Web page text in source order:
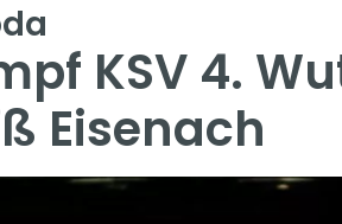
KSV 4.
Eisenach